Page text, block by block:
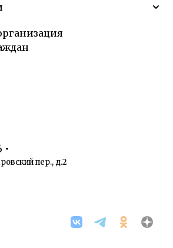
пер., д.2